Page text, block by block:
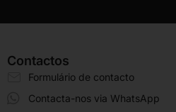
Contactos
Formulário de contacto
Contacta-nos via WhatsApp